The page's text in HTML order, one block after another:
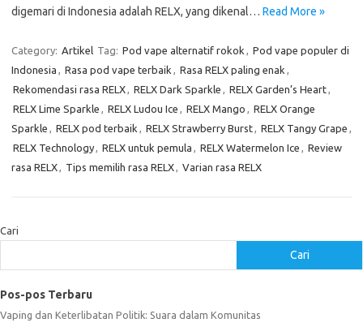
digemari di Indonesia adalah RELX, yang dikenal… Read More »
Category: Artikel Tag: Pod vape alternatif rokok , Pod vape populer di
Indonesia , Rasa pod vape terbaik , Rasa RELX paling enak ,
Rekomendasi rasa RELX, RELX Dark Sparkle , RELX Garden’s Heart,
RELX Lime Sparkle , RELX Ludou Ice , RELX Mango , RELX Orange
Sparkle , RELX pod terbaik , RELX Strawberry Burst, RELX Tangy Grape ,
RELX Technology, RELX untuk pemula , RELX Watermelon Ice , Review
rasa RELX, Tips memilih rasa RELX, Varian rasa RELX
Cari
Cari
Pos-pos Terbaru
Vaping dan Keterlibatan Politik: Suara dalam Komunitas